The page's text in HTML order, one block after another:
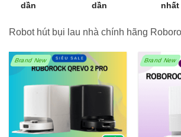
dần dần nhất
Robot hút bụi lau nhà chính hãng
Brand New Brand New